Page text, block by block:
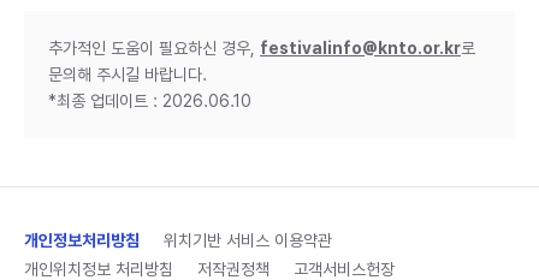
추가적인 도움이 필요하신 경우, festivalinfo@knto.or.kr로
문의해 주시길 바랍니다.
*최종 업데이트 : 2026.06.10
개인정보처리방침
위치기반 서비스 이용약관
개인위치정보 처리방침
저작권정책 고객서비스헌장